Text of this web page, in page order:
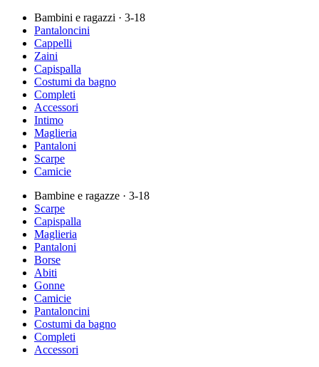
Bambini e ragazzi · 3-18
Pantaloncini
Cappelli
Zaini
Capispalla
Costumi da bagno
Completi
Accessori
Intimo
Maglieria
Pantaloni
Scarpe
Camicie
Bambine e ragazze · 3-18
Scarpe
Capispalla
Maglieria
Pantaloni
Borse
Abiti
Gonne
Camicie
Pantaloncini
Costumi da bagno
Completi
Accessori